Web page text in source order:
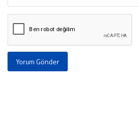
Yorum Gönder